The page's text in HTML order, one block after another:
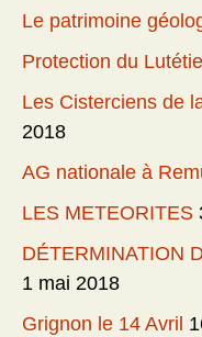
Le patrimoine
Protection du
Les Cisterciens de
2018
AG nationale à
LES METEORITES
DÉTERMINATION
1 mai 2018
Grignon le 14 Avril